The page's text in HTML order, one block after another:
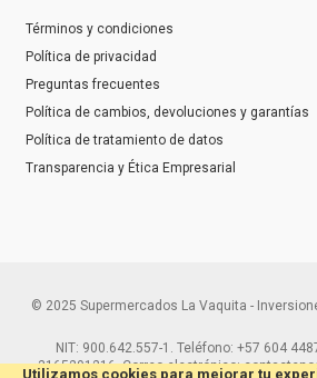
Utilizamos cookies para mejorar tu
Términos y condiciones
Política de privacidad
Preguntas frecuentes
Política de cambios, devoluciones y garantías
Política de tratamiento de datos
Transparencia y Ética Empresarial
© 2025 Supermercados La Vaquita -
NIT: 900.642.557-1. Teléfono: +57 604
3165291216. Correo electrónico: